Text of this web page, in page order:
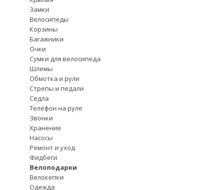
Замки
Велосипеды
Корзины
Багажники
Очки
Сумки для велосипеда
Шлемы
Обмотка и рули
Стрепы и педали
Седла
Телефон на руле
Звонки
Хранение
Насосы
Ремонт и уход
Фидбеги
Велоподарки
Велокепки
Одежда